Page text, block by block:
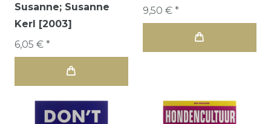
Susanne; Susanne
Kerl [2003]
6,05 € *
9,50 € *